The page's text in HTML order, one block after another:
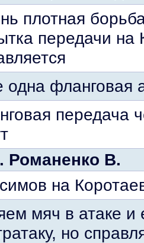
плотная
передачи на
фланговая
передача
Романенко В.
на
мяч в атаке
но